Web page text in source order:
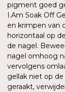
pigment goed
I.Am Soak Off
en krimpen van
horizontaal op
de nagel.
nagel omhoog
vervolgens
gellak niet op
geraakt,